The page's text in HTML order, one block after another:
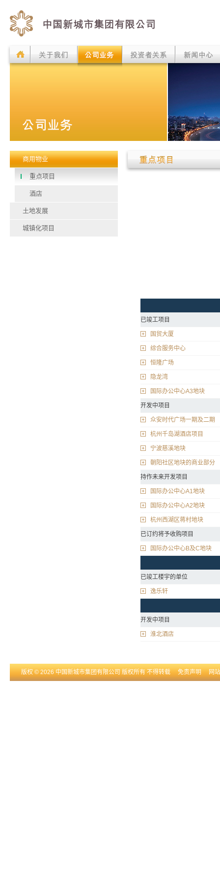
商用物业
重点项目
酒店
土地发展
城镇化项目
已竣工项目
国贸大厦
综合服务中心
恒隆广场
隐龙湾
国际办公中心A3地块
开发中项目
众安时代广场一期及二期
杭州千岛湖酒店项目
宁波慈溪地块
朝阳社区地块的商业部分
持作未来开发项目
国际办公中心A1地块
国际办公中心A2地块
杭州西湖区蒋村地块
已订约将予收购项目
国际办公中心B及C地块
已竣工楼宇的单位
逸乐轩
开发中项目
淮北酒店
版权 © 2026 中国新城市集团有限公司 版权所有 不得转载 免责声明 网